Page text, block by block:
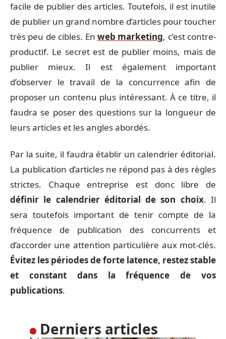
facile de publier des articles. Toutefois, il est inutile
de publier un grand nombre d’articles pour toucher
très peu de cibles. En web marketing, c’est contre-
productif. Le secret est de publier moins, mais de
publier mieux. Il est également important
d’observer le travail de la concurrence afin de
proposer un contenu plus intéressant. À ce titre, il
faudra se poser des questions sur la longueur de
leurs articles et les angles abordés.
Par la suite, il faudra établir un calendrier éditorial.
La publication d’articles ne répond pas à des règles
strictes. Chaque entreprise est donc libre de
définir le calendrier éditorial de son choix. Il
sera toutefois important de tenir compte de la
fréquence de publication des concurrents et
d’accorder une attention particulière aux mot-clés.
Évitez les périodes de forte latence, restez stable
et constant dans la fréquence de vos
publications.
Derniers articles